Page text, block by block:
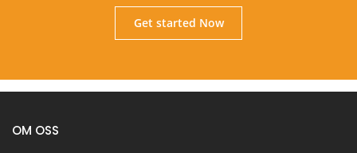
Get started Now
OM OSS